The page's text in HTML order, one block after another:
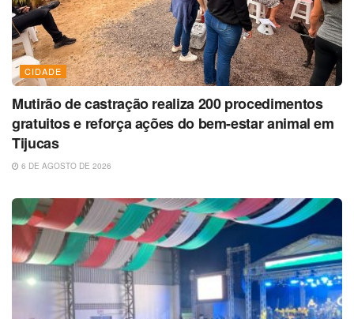
CIDADE
Mutirão de castração realiza 200 procedimentos
gratuitos e reforça ações do bem-estar animal em
Tijucas
6 DE AGOSTO DE 2026